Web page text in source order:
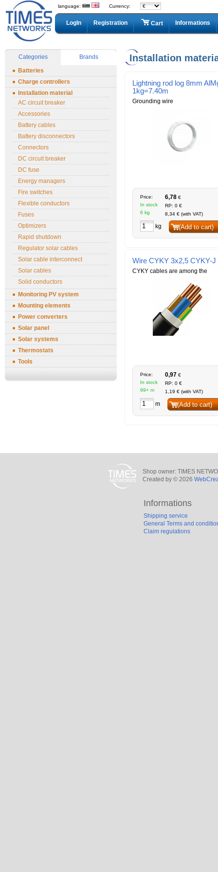
language: Currency:
LogIn Registration Cart Informations
Categories
Brands
Batteries
Charge controllers
Installation material
AC circuit breaker
Accessories
Battery cables
Battery disconnectors
Connectors
DC circuit breaker
DC fuse
Energy managers
Fire switches
Flexible conductors
Fuses
Optimizers
Rapid shutdown
Regulator solar cables
Solar cable interconnect
Solar cables
Solid conductors
Monitoring PV system
Mounting elements
Power converters
Solar panel
Solar systems
Thermostats
Tools
Installation
Lightning rod log 8mm
1kg=7.40m
Grounding wire
Price:
In stock
6 kg
6,78 €
RP: 0 €
8,34 € (with VAT)
kg (Add to cart)
Wire CYKY 3x2,5 CYKY-J
CYKY cables are among the
Price:
In stock
99+ m
0,97 €
RP: 0 €
1,19 € (with VAT)
m (Add to cart)
Shop owner: TIMES
Created by © 2026
Informations
Shipping service
General Terms and
Claim regulations